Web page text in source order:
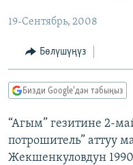
МАДАНИЯТ
ТВ ПРОГРАММАЛАР
БҮГҮН АЗАТТЫКТА
ДАНИСТЕ
ПОДКАСТ
Русский
ОНЛАЙН ШЕРИНЕ
19-Сентябрь, 2008
Бөлүшүңүз
Бизди Google'дан табыңыз
“Агым” гезитине 2-
потрошитель” аттуу
Жекшенкуловдун